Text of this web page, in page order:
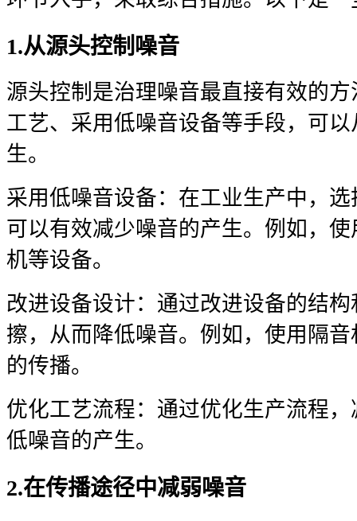
1.从源头控制噪音
源头控制是治理噪音最直接有效的
工艺、采用低噪音设备等手段，可
生。
采用低噪音设备：在工业生产中，
可以有效减少噪音的产生。例如，
机等设备。
改进设备设计：通过改进设备的结
擦，从而降低噪音。例如，使用隔
的传播。
优化工艺流程：通过优化生产流程
低噪音的产生。
2.在传播途径中减弱噪音